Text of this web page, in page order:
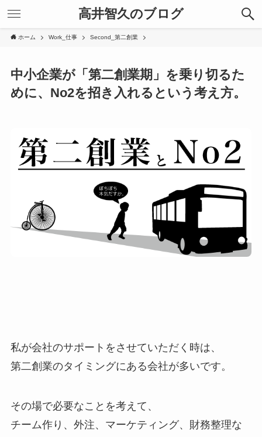
高井智久のブログ
ホーム Work_仕事 Second_第二創業
中小企業が「第二創業期」を乗り切るた
めに、No2を招き入れるという考え方。
私が会社のサポートをさせていただく時は、
第二創業のタイミングにある会社が多いです。
その場で必要なことを考えて、
チーム作り、外注、マーケティング、財務整理な